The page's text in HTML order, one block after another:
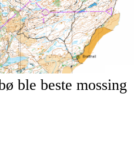
ble beste mossing